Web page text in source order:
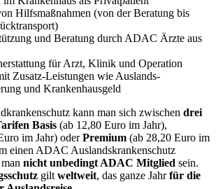
Hilfsmaßnahmen (von der Beratung bis
und Beratung durch ADAC Ärzte aus
für Arzt, Klinik und Operation
Zusatz-Leistungen wie Auslands-
und Krankenhausgeld
kann man sich zwischen drei
Basis (ab 12,80 Euro im Jahr),
im Jahr) oderPremium (ab 28,20 Euro im
einen ADAC Auslandskrankenschutz
nicht unbedingt ADAC Mitglied sein.
gilt weltweit, das ganze Jahrfür die